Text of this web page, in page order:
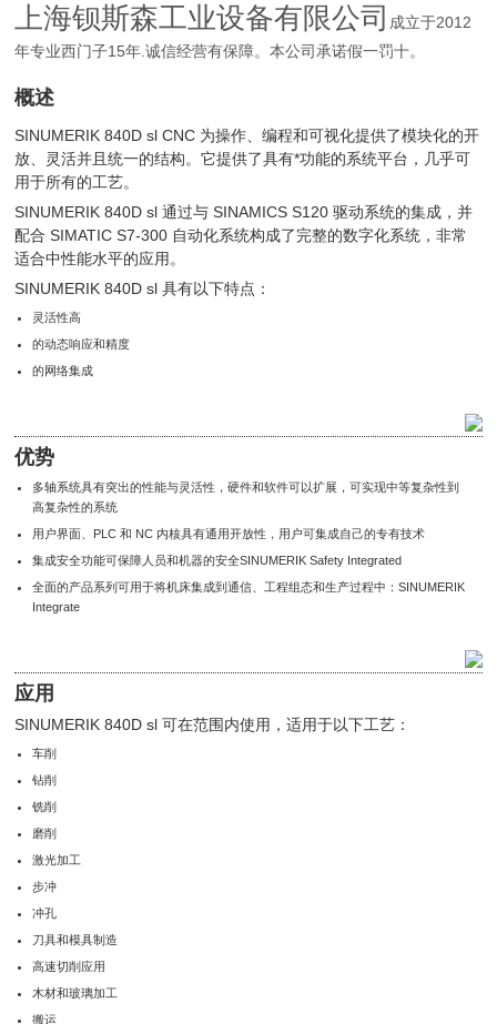
上海钡斯森工业设备有限公司 成立于2012
年专业西门子15年.诚信经营有保障。本公司承诺假一罚十。
概述
SINUMERIK 840D sl CNC 为操作、编程和可视化提供了模块化的开
放、灵活并且统一的结构。它提供了具有*功能的系统平台，几乎可
用于所有的工艺。
SINUMERIK 840D sl 通过与 SINAMICS S120 驱动系统的集成，并
配合 SIMATIC S7-300 自动化系统构成了完整的数字化系统，非常
适合中性能水平的应用。
SINUMERIK 840D sl 具有以下特点：
灵活性高
的动态响应和精度
的网络集成
优势
多轴系统具有突出的性能与灵活性，硬件和软件可以扩展，可实现中等复杂性到
高复杂性的系统
用户界面、PLC 和 NC 内核具有通用开放性，用户可集成自己的专有技术
集成安全功能可保障人员和机器的安全SINUMERIK Safety Integrated
全面的产品系列可用于将机床集成到通信、工程组态和生产过程中：SINUMERIK
Integrate
应用
SINUMERIK 840D sl 可在范围内使用，适用于以下工艺：
车削
钻削
铣削
磨削
激光加工
步冲
冲孔
刀具和模具制造
高速切削应用
木材和玻璃加工
搬运